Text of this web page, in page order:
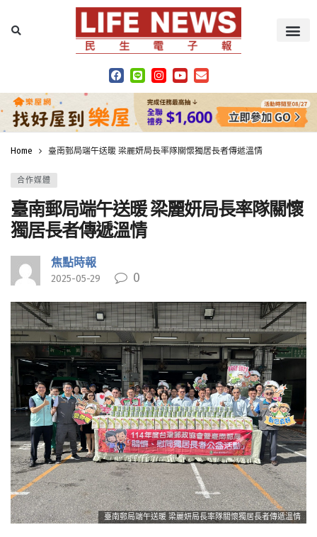
Home 臺南郵局端午送暖 梁麗妍局長率隊關懷獨居長者傳遞溫情
合作媒體
臺南郵局端午送暖 梁麗妍局長率隊關懷
獨居長者傳遞溫情
焦點時報
2025-05-29 0
臺南郵局端午送暖 梁麗妍局長率隊關懷獨居長者傳遞溫情